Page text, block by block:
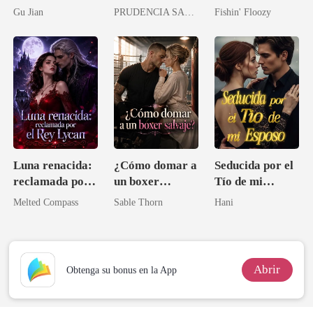
pacto de
lobo
Gu Jian
Durmiendo con
prometido
Fishin' Floozy
Luna renacida:
reclamada por
el Rey Lycan
Melted Compass
¿Cómo domar a
un boxer
salvaje?
Sable Thorn
Seducida por el
Tío de mi
Esposo
Hani
Obtenga su bonus en la App Abrir